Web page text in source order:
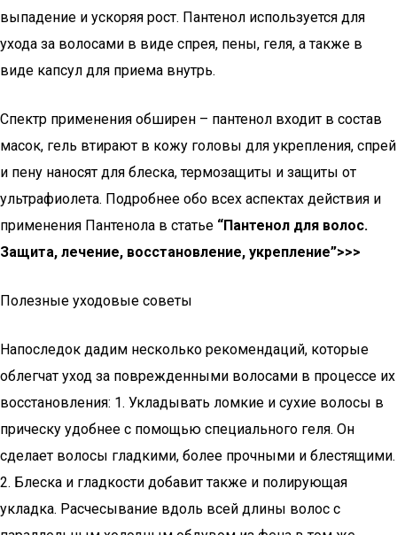
выпадение и ускоряя рост. Пантенол используется для
ухода за волосами в виде спрея, пены, геля, а также в
виде капсул для приема внутрь.
Спектр применения обширен – пантенол входит в состав
масок, гель втирают в кожу головы для укрепления, спрей
и пену наносят для блеска, термозащиты и защиты от
ультрафиолета. Подробнее обо всех аспектах действия и
применения Пантенола в статье “Пантенол для волос.
Защита, лечение, восстановление, укрепление”>>>
Полезные уходовые советы
Напоследок дадим несколько рекомендаций, которые
облегчат уход за поврежденными волосами в процессе их
восстановления: 1. Укладывать ломкие и сухие волосы в
прическу удобнее с помощью специального геля. Он
сделает волосы гладкими, более прочными и блестящими.
2. Блеска и гладкости добавит также и полирующая
укладка. Расчесывание вдоль всей длины волос с